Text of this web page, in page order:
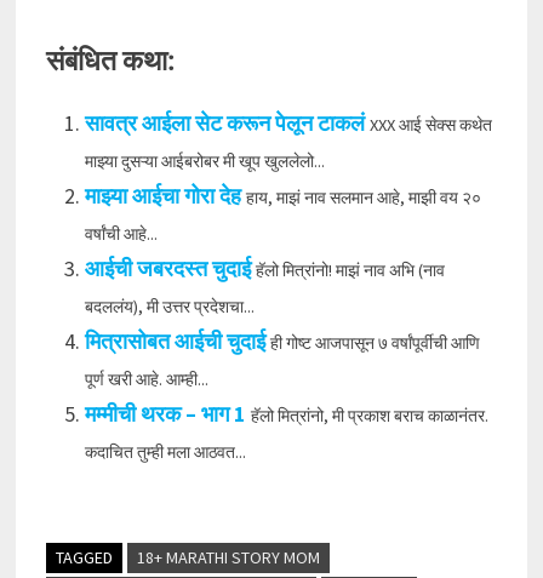
संबंधित कथा:
सावत्र आईला सेट करून पेलून टाकलं XXX आई सेक्स कथेत
माझ्या दुसऱ्या आईबरोबर मी खूप खुललेलो...
माझ्या आईचा गोरा देह हाय, माझं नाव सलमान आहे, माझी वय २०
वर्षांची आहे...
आईची जबरदस्त चुदाई हॅलो मित्रांनो! माझं नाव अभि (नाव
बदललंय), मी उत्तर प्रदेशचा...
मित्रासोबत आईची चुदाई ही गोष्ट आजपासून ७ वर्षांपूर्वीची आणि
पूर्ण खरी आहे. आम्ही...
मम्मीची थरक – भाग 1 हॅलो मित्रांनो, मी प्रकाश बराच काळानंतर.
कदाचित तुम्ही मला आठवत...
TAGGED
18+ MARATHI STORY MOM